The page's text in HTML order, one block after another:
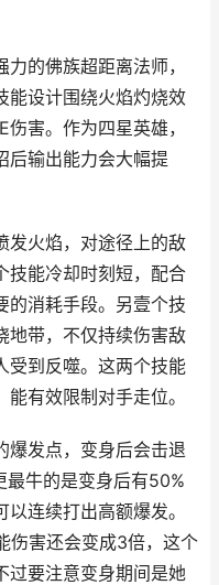
的佛族超距离法师，
能设计围绕火焰灼烧效
害。作为四星英雄，
后输出能力会大幅提
发火焰，对途径上的敌
技能冷却时刻短，配合
的消耗手段。另壹个技
地带，不仅持续伤害敌
受到反噬。这两个技能
有效限制对手走位。
爆发点，变身后会击退
最牛的是变身后有50%
连续打出高额爆发。
伤害还会变成3倍，这个
过要注意变身期间是她